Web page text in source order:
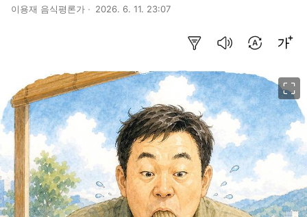
이용재 음식평론가 2026. 6. 11. 23:07